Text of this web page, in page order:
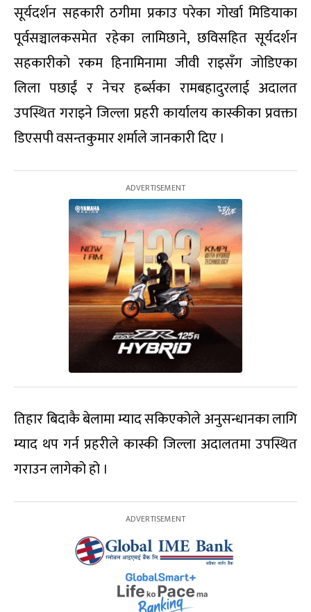
सूर्यदर्शन सहकारी ठगीमा प्रकाउ परेका गोर्खा मिडियाका
पूर्वसञ्चालकसमेत रहेका लामिछाने, छविसहित सूर्यदर्शन
सहकारीको रकम हिनामिनामा जीवी राइसँग जोडिएका
लिला पछाईं र नेचर हर्ब्सका रामबहादुरलाई अदालत
उपस्थित गराइने जिल्ला प्रहरी कार्यालय कास्कीका प्रवक्ता
डिएसपी वसन्तकुमार शर्माले जानकारी दिए ।
तिहार बिदाकै बेलामा म्याद सकिएकोले अनुसन्धानका लागि
म्याद थप गर्न प्रहरीले कास्की जिल्ला अदालतमा उपस्थित
गराउन लागेको हो ।